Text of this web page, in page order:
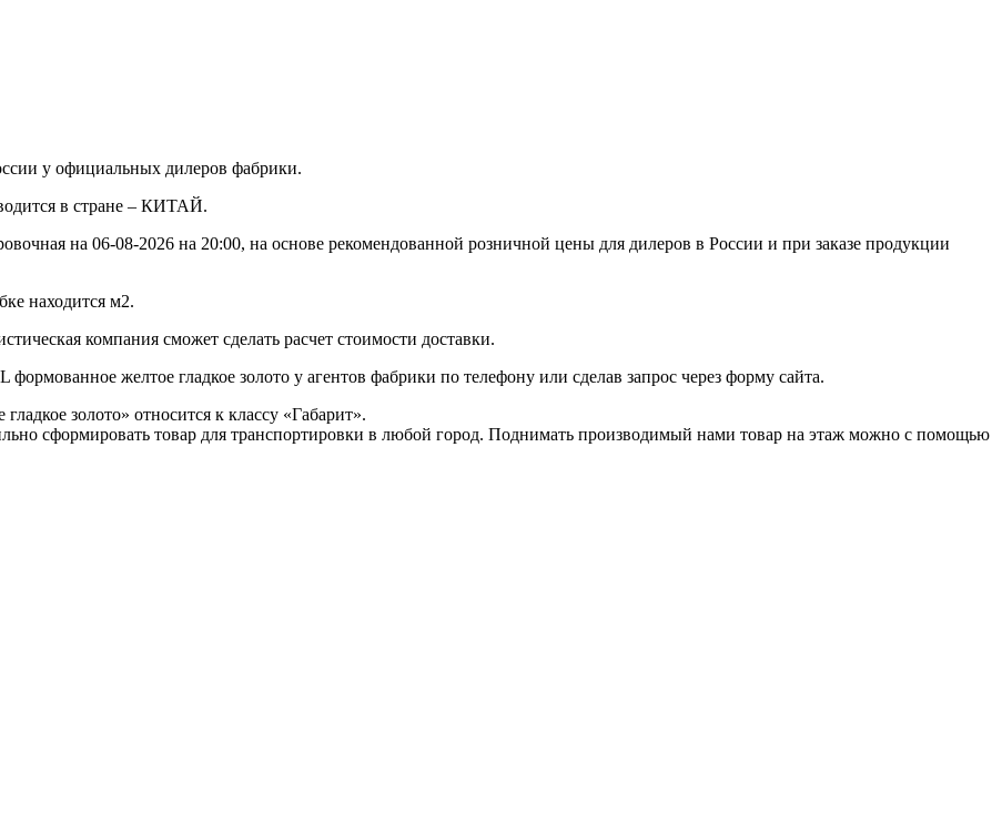
у официальных дилеров фабрики.
в стране – КИТАЙ.
на 06-08-2026 на 20:00, на основе рекомендованной розничной цены для дилеров в России и при заказе продукции
находится м2.
компания сможет сделать расчет стоимости доставки.
желтое гладкое золото у агентов фабрики по телефону или сделав запрос через форму сайта.
золото» относится к классу «Габарит».
сформировать товар для транспортировки в любой город. Поднимать производимый нами товар на этаж можно с помощью